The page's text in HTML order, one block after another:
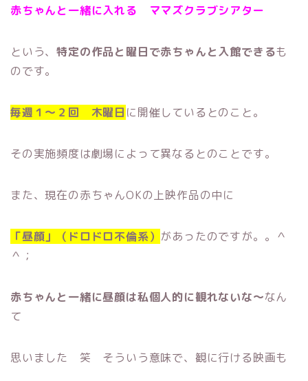
赤ちゃんと一緒に入れる ママズクラブシアター
という、特定の作品と曜日で赤ちゃんと入館できるも
のです。
毎週１〜２回 木曜日 に開催しているとのこと。
その実施頻度は劇場によって異なるとのことです。
また、現在の赤ちゃんOKの上映作品の中に
「昼顔」（ドロドロ不倫系） があったのですが。。＾
＾；
赤ちゃんと一緒に昼顔は私個人的に観れないな〜なん
て
思いました 笑 そういう意味で、観に行ける映画も